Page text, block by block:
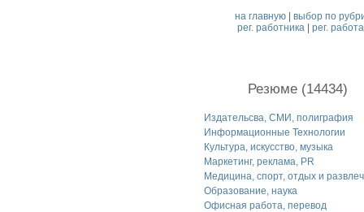
на главную |выбор по
рег. работника| рег.
Резюме (14434)
Издательсва, СМИ, полиграфия
Информационные Технологии
Культура, искусство, музыка
Маркетинг, реклама, PR
Медицина, спорт, отдых и
Образование, наука
Офисная работа, перевод